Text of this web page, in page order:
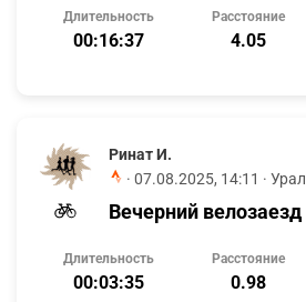
Длительность
00:16:37
Расстояние
4.05
Ринат И.
· 07.08.2025, 14:11 · Урал
Вечерний велозаезд
Длительность
00:03:35
Расстояние
0.98